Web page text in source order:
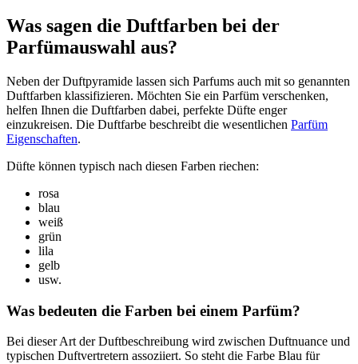
Was sagen die Duftfarben bei der
Parfümauswahl aus?
Neben der Duftpyramide lassen sich Parfums auch mit so genannten
Duftfarben klassifizieren. Möchten Sie ein Parfüm verschenken,
helfen Ihnen die Duftfarben dabei, perfekte Düfte enger
einzukreisen. Die Duftfarbe beschreibt die wesentlichen Parfüm
Eigenschaften.
Düfte können typisch nach diesen Farben riechen:
rosa
blau
weiß
grün
lila
gelb
usw.
Was bedeuten die Farben bei einem Parfüm?
Bei dieser Art der Duftbeschreibung wird zwischen Duftnuance und
typischen Duftvertretern assoziiert. So steht die Farbe Blau für